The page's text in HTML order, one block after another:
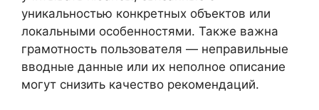
уникальностью конкретных объектов или
локальными особенностями. Также важна
грамотность пользователя — неправильные
вводные данные или их неполное описание
могут снизить качество рекомендаций.